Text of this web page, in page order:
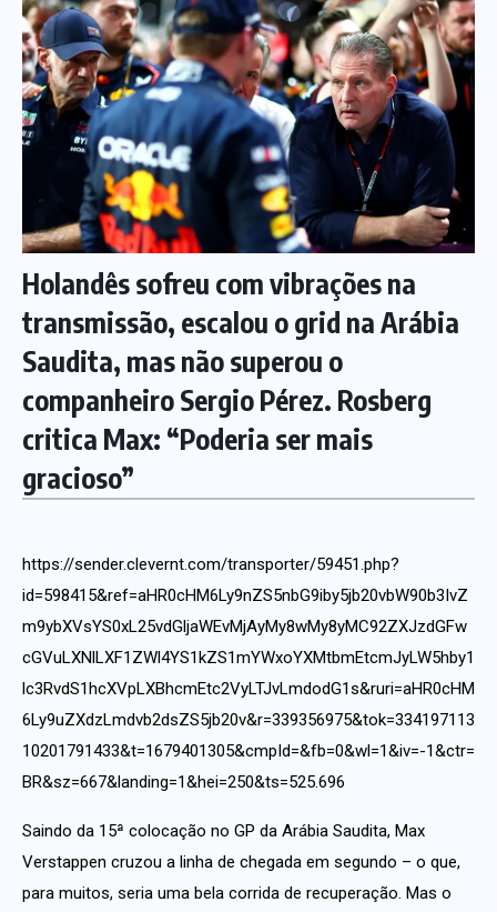
Holandês sofreu com vibrações na
transmissão, escalou o grid na Arábia
Saudita, mas não superou o
companheiro Sergio Pérez. Rosberg
critica Max: “Poderia ser mais
gracioso”
https://sender.clevernt.com/transporter/59451.php?
id=598415&ref=aHR0cHM6Ly9nZS5nbG9iby5jb20vbW90b3IvZ
m9ybXVsYS0xL25vdGljaWEvMjAyMy8wMy8yMC92ZXJzdGFw
cGVuLXNlLXF1ZWl4YS1kZS1mYWxoYXMtbmEtcmJyLW5hby1
lc3RvdS1hcXVpLXBhcmEtc2VyLTJvLmdodG1s&ruri=aHR0cHM
6Ly9uZXdzLmdvb2dsZS5jb20v&r=339356975&tok=334197113
10201791433&t=1679401305&cmpId=&fb=0&wl=1&iv=-1&ctr=
BR&sz=667&landing=1&hei=250&ts=525.696
Saindo da 15ª colocação no GP da Arábia Saudita, Max
Verstappen cruzou a linha de chegada em segundo – o que,
para muitos, seria uma bela corrida de recuperação. Mas o